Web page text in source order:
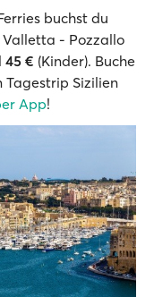
buchst du
- Pozzallo
45 € (Kinder). Buche
Tagestrip Sizilien
App!